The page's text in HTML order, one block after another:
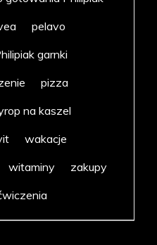
pelavo
garnki
pizza
na kaszel
wakacje
witaminy
zakupy